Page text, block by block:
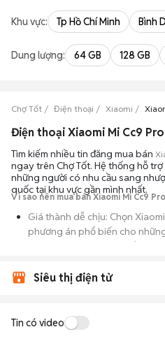
Khu vực: Tp Hồ Chí Minh Bình
Dung lượng: 64 GB 128 GB
Chợ Tốt Điện thoại Xiaomi
Tìm kiếm nhiều tin đăng mua bán
ngay trên Chợ Tốt. Hệ thống hỗ
những người có nhu cầu sang
quốc tại khu vực gần mình nhất.
Vì sao nên mua bán Xiaomi Mi Cc9
Giá thành dễ chịu: Chọn
phương án phổ biến cho
lượng nhưng không muốn chi
quốc từ người dùng cá nhân
An tâm kiểm tra máy: Cơ chế
Siêu thị điện tử
Tin có video